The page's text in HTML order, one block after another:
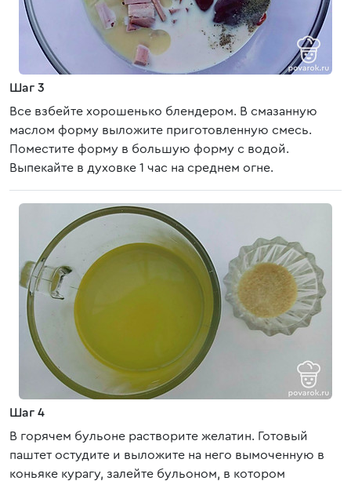
Шаг 3
Все взбейте хорошенько блендером. В смазанную
маслом форму выложите приготовленную смесь.
Поместите форму в большую форму с водой.
Выпекайте в духовке 1 час на среднем огне.
Шаг 4
В горячем бульоне растворите желатин. Готовый
паштет остудите и выложите на него вымоченную в
коньяке курагу, залейте бульоном, в котором